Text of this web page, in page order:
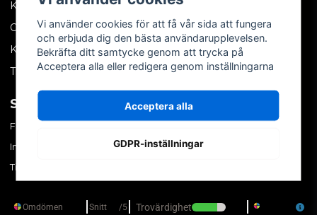
Kontakta oss
Om oss
Köpvillkor
Tips & trix
SOCIALA MEDIER
Facebook
Instagram
TikTok
MITT KONTO
Skapa konto
Vi använder cookies för att få vår sida att fungera
och erbjuda dig den bästa användarupplevelsen.
Bekräfta ditt samtycke genom att trycka på
Acceptera alla eller redigera genom inställningarna
Acceptera alla
GDPR-inställningar